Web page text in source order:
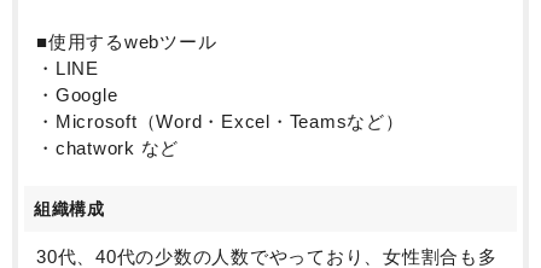
■使用するwebツール
・LINE
・Google
・Microsoft（Word・Excel・Teamsなど）
・chatwork など
組織構成
30代、40代の少数の人数でやっており、女性割合も多